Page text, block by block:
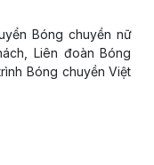
Bóng chuyền nữ
Liên đoàn Bóng
Bóng chuyền Việt